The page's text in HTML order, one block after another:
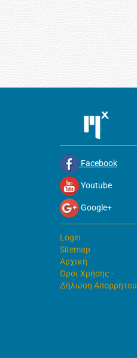
Facebook
Youtube
Google+
Login
Sitemap
Αρχική
Όροι Χρήσης -
Δήλωση Απορρήτου